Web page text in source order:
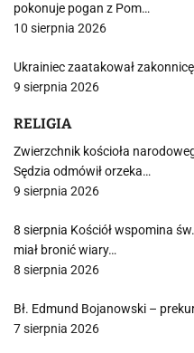
pokonuje pogan z Pom…
10 sierpnia 2026
Ukrainiec zaatakował
9 sierpnia 2026
RELIGIA
Zwierzchnik kościoła
Sędzia odmówił orzeka…
9 sierpnia 2026
8 sierpnia Kościół wspomina
miał bronić wiary…
8 sierpnia 2026
Bł. Edmund Bojanowski –
7 sierpnia 2026